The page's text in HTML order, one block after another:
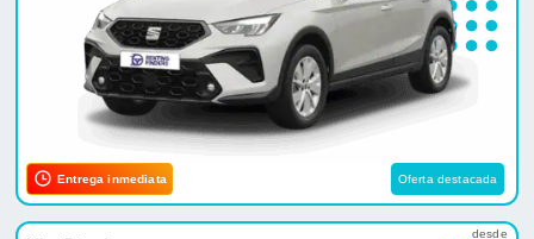
Entrega inmediata Oferta destacada
desde